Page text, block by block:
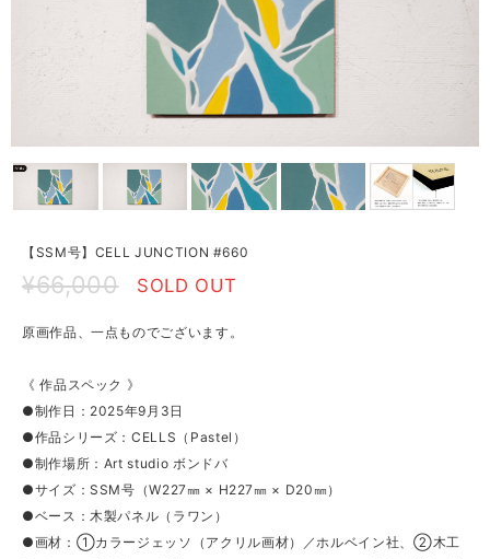
【SSM号】CELL JUNCTION #660
¥66,000 SOLD OUT
原画作品、一点ものでございます。
《 作品スペック 》
●制作日：2025年9月3日
●作品シリーズ：CELLS（Pastel）
●制作場所：Art studio ボンドバ
●サイズ：SSM号（W227㎜ × H227㎜ × D20㎜）
●ベース：木製パネル（ラワン）
●画材：①カラージェッソ（アクリル画材）／ホルベイン社、②木工